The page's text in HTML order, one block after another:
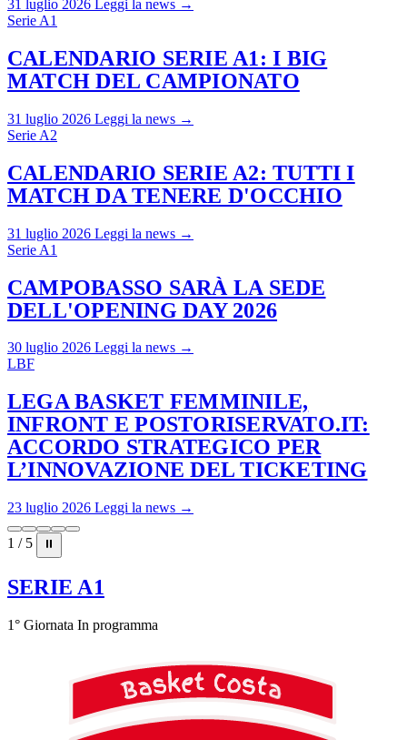
31 luglio 2026 Leggi la news →
Serie A1
CALENDARIO SERIE A1: I BIG
MATCH DEL CAMPIONATO
31 luglio 2026 Leggi la news →
Serie A2
CALENDARIO SERIE A2: TUTTI I
MATCH DA TENERE D'OCCHIO
31 luglio 2026 Leggi la news →
Serie A1
CAMPOBASSO SARÀ LA SEDE
DELL'OPENING DAY 2026
30 luglio 2026 Leggi la news →
LBF
LEGA BASKET FEMMINILE,
INFRONT E POSTORISERVATO.IT:
ACCORDO STRATEGICO PER
L’INNOVAZIONE DEL TICKETING
23 luglio 2026 Leggi la news →
1 / 5 ⏸
SERIE A1
1° Giornata In programma